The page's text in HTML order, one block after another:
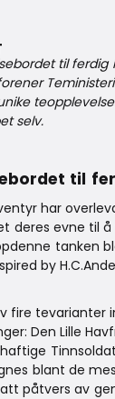
til ferdig
selv.
til
har
deres evne til
tanken
by
fire tevarianter
Den Lille
blant de
påtvers av